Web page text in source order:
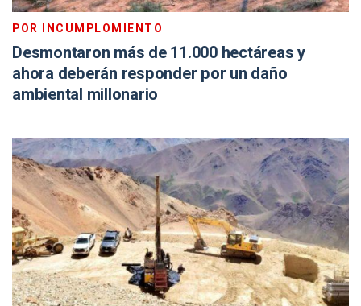
POR INCUMPLOMIENTO
Desmontaron más de 11.000 hectáreas y
ahora deberán responder por un daño
ambiental millonario